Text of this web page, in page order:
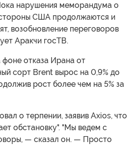
нарушения меморандума о
США продолжаются и
возобновление переговоров
Аракчи госТВ.
отказа Ирана от
сорт Brent вырос на 0,9% до
рост более чем на 5% за
о терпении, заявив Axios, что
обстановку". "Мы ведем с
— сказал он. — Просто